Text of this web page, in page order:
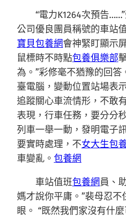
“電力K1264次預告……”
公司優良團員稱號的車站
寶貝包養網會神緊盯顯示
鼠標時不時點包養俱樂部
為。”彩修毫不猶豫的回答
臺電腦，變動位置站場表
追蹤關心車流情形，不敢
表現，行車任務，要分分
列車一舉一動，發明電子
要實時處理，不女大生包
車變亂。 包養網
車站值班包養網員、
媽才說你平庸。”裴母忍不
眼。 “既然我們家沒有什